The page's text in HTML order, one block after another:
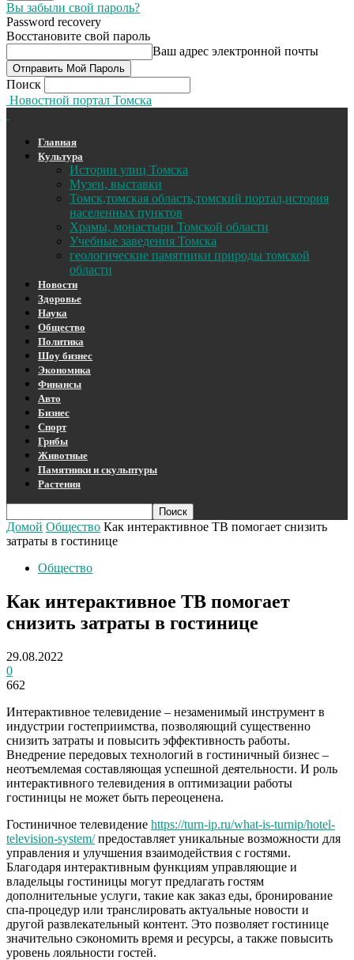
Вы забыли свой пароль?
Password recovery
Восстановите свой пароль
Ваш адрес электронной почты
Поиск
Новостной портал Томска
Главная
Культура
Истории улиц Томска
Музеи, выставки
Томск,томская область,томский портал,история
населенных пунктов
Храмы, монастыри Томской области
Учебные заведения Томска
геологические памятники природы томской
области
Новости
Здоровье
Наука
Общество
Политика
Шоу бизнес
Экономика
Финансы
Авто
Бизнес
Спорт
Грибы
Животные
Памятники и скульптуры
Растения
Домой Общество Как интерактивное ТВ помогает снизить
затраты в гостинице
Общество
Как интерактивное ТВ помогает
снизить затраты в гостинице
29.08.2022
0
662
Интерактивное телевидение – незаменимый инструмент в
индустрии гостеприимства, позволяющий существенно
снизить затраты и повысить эффективность работы.
Внедрение передовых технологий в гостиничный бизнес –
неотъемлемая составляющая успешной деятельности. И роль
интерактивного телевидения в оптимизации работы
гостиницы не может быть переоценена.
Гостиничное телевидение https://turn-ip.ru/what-is-turnip/hotel-
television-system/предоставляет уникальные возможности для
управления и улучшения взаимодействия с гостями.
Благодаря интерактивным функциям управляющие и
владельцы гостиницы могут предлагать гостям
дополнительные услуги, такие как заказ еды, бронирование
спа-процедур или транслировать актуальные новости и
другой развлекательный контент. Это позволяет гостинице
значительно сэкономить время и ресурсы, а также повысить
уровень лояльности гостей.